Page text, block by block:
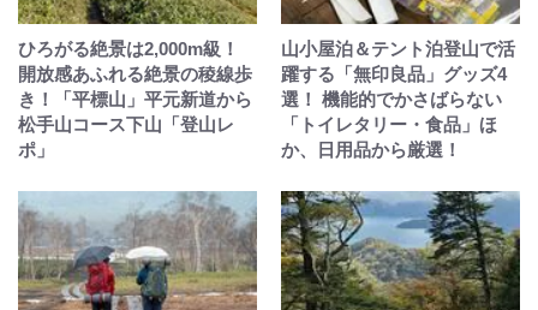
ひろがる絶景は2,000m級！
開放感あふれる絶景の稜線歩
き！「平標山」平元新道から
松手山コース下山「登山レ
ポ」
山小屋泊＆テント泊登山で活
躍する「無印良品」グッズ4
選！ 機能的でかさばらない
「トイレタリー・食品」ほ
か、日用品から厳選！